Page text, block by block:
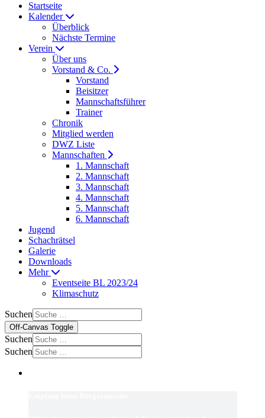
Startseite
Kalender
Überblick
Nächste Termine
Verein
Über uns
Vorstand & Co.
Vorstand
Beisitzer
Mannschaftsführer
Trainer
Chronik
Mitglied werden
DWZ Liste
Mannschaften
1. Mannschaft
2. Mannschaft
3. Mannschaft
4. Mannschaft
5. Mannschaft
6. Mannschaft
Jugend
Schachrätsel
Galerie
Downloads
Mehr
Eventseite BL 2023/24
Klimaschutz
Suchen
Off-Canvas Toggle
Suchen
Suchen